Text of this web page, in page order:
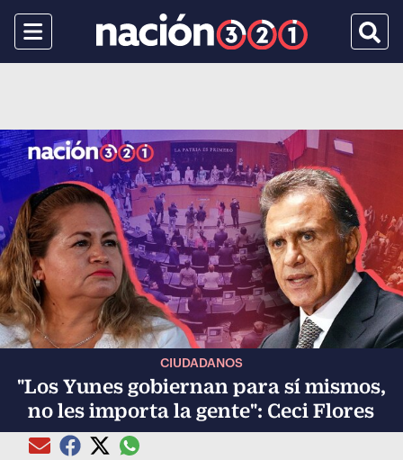
Menu
CIUDADANOS
"Los Yunes gobiernan para sí mismos,
no les importa la gente": Ceci Flores
Compartir el artículo actual mediante Email
Compartir el artículo actual mediante Facebook
Compartir el artículo actual mediante Twitter
Compartir el artículo actual mediante